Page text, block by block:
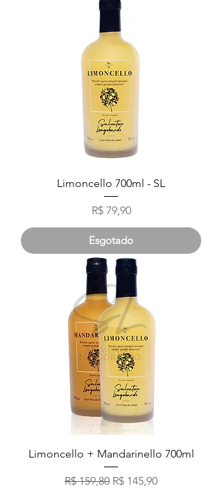
Limoncello 700ml - SL
Preço
R$ 79,90
Esgotado
Limoncello + Mandarinello 700ml
Preço normal
R$ 159,80 Preço promocional
R$ 145,90